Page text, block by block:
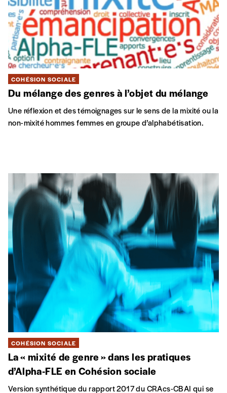
COHÉSION SOCIALE
Du mélange des genres à l’objet du mélange
Une réflexion et des témoignages sur le sens de la mixité ou la
non-mixité hommes femmes en groupe d’alphabétisation.
COHÉSION SOCIALE
La « mixité de genre » dans les pratiques
d’Alpha-FLE en Cohésion sociale
Version synthétique du rapport 2017 du CRAcs-CBAI qui se